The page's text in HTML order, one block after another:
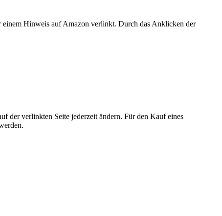
Hinweis auf Amazon verlinkt. Durch das Anklicken der
der verlinkten Seite jederzeit ändern. Für den Kauf eines